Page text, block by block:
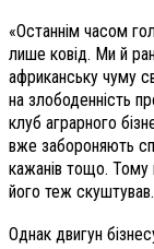
«Останнім часом
лише ковід. Ми й
африканську чуму
на злободенність
клуб аграрного
вже забороняють
кажанів тощо. Тому
його теж
Однак двигун